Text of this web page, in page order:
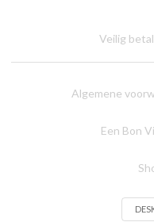
Veilig
Algemene
Een Bon